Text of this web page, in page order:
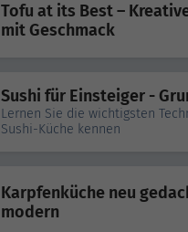
Tofu at its Best –
mit Geschmack
Sushi für Einsteiger -
Lernen Sie die wichtigsten
Sushi-Küche kennen
Karpfenküche neu
modern